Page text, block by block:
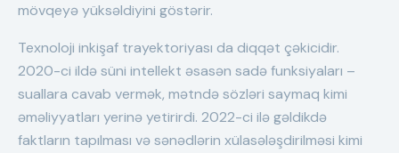
mövqeyə yüksəldiyini göstərir.
Texnoloji inkişaf trayektoriyası da diqqət çəkicidir.
2020-ci ildə süni intellekt əsasən sadə funksiyaları –
suallara cavab vermək, mətndə sözləri saymaq kimi
əməliyyatları yerinə yetirirdi. 2022-ci ilə gəldikdə
faktların tapılması və sənədlərin xülasələşdirilməsi kimi